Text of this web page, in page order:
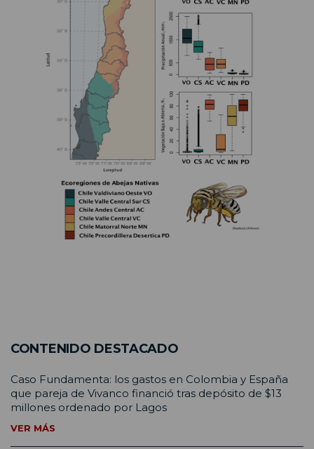
CONTENIDO DESTACADO
Caso Fundamenta: los gastos en Colombia y España
que pareja de Vivanco financió tras depósito de $13
millones ordenado por Lagos
VER MÁS